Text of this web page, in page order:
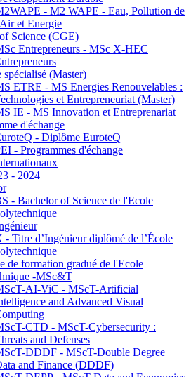
- M2 WAPE - Eau, Pollution de
et Energie
Science (CGE)
Entrepreneurs - MSc X-HEC
spécialisé (Master)
ETRE - MS Energies Renouvelables :
et Entrepreneuriat (Master)
IE - MS Innovation et Entreprenariat
d'échange
- Diplôme EuroteQ
- Programmes d'échange
- 2024
- Bachelor of Science de l'Ecole
- Titre d’Ingénieur diplômé de l’École
de formation gradué de l'Ecole
-MSc&T
AI-ViC - MScT-Artificial
and Advanced Visual
CTD - MScT-Cybersecurity :
and Defenses
DDDF - MScT-Double Degree
and Finance (DDDF)